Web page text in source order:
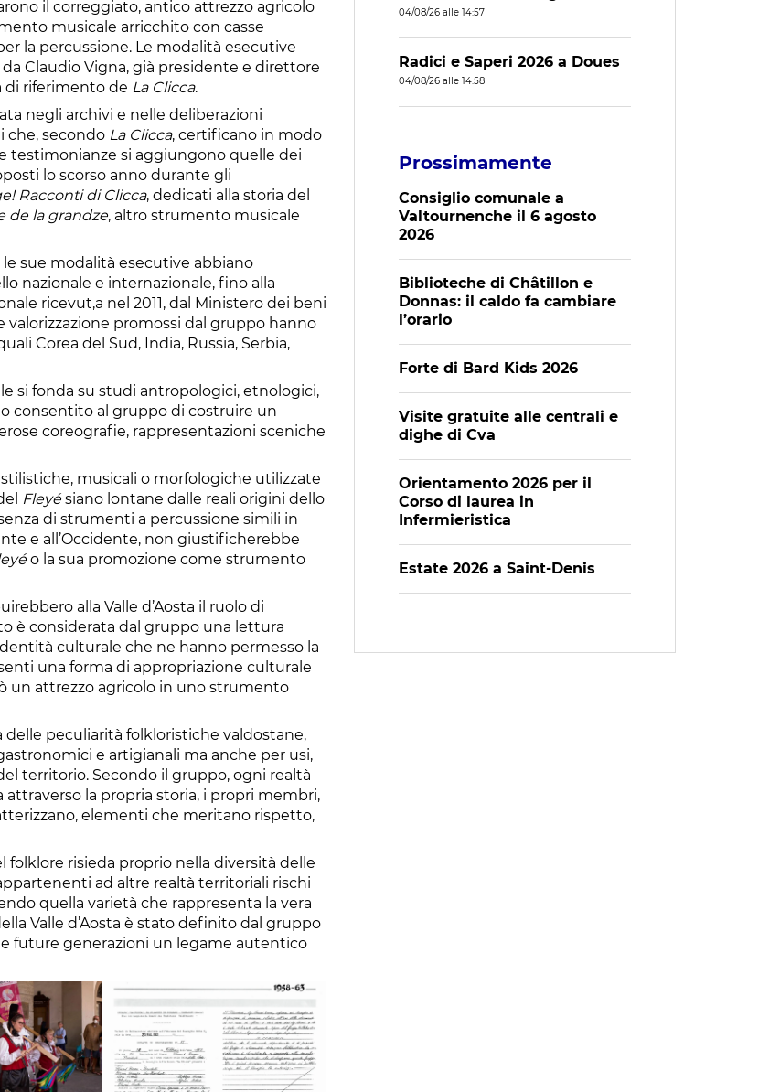
il correggiato, antico attrezzo agricolo
musicale arricchito con casse
la percussione. Le modalità esecutive
Claudio Vigna, già presidente e direttore
di riferimento de La Clicca.
negli archivi e nelle deliberazioni
che, secondo La Clicca, certificano in modo
testimonianze si aggiungono quelle dei
lo scorso anno durante gli
Racconti di Clicca, dedicati alla storia del
de la grandze, altro strumento musicale
sue modalità esecutive abbiano
nazionale e internazionale, fino alla
ricevut,a nel 2011, dal Ministero dei beni
promossi dal gruppo hanno
Corea del Sud, India, Russia, Serbia,
si fonda su studi antropologici, etnologici,
consentito al gruppo di costruire un
coreografie, rappresentazioni sceniche
musicali o morfologiche utilizzate
Fleyésiano lontane dalle reali origini dello
di strumenti a percussione simili in
e all’Occidente, non giustificherebbe
o la sua promozione come strumento
alla Valle d’Aosta il ruolo di
è considerata dal gruppo una lettura
culturale che ne hanno permesso la
una forma di appropriazione culturale
un attrezzo agricolo in uno strumento
delle peculiarità folkloristiche valdostane,
e artigianali ma anche per usi,
territorio. Secondo il gruppo, ogni realtà
la propria storia, i propri membri,
elementi che meritano rispetto,
risieda proprio nella diversità delle
ad altre realtà territoriali rischi
quella varietà che rappresenta la vera
Valle d’Aosta è stato definito dal gruppo
future generazioni un legame autentico
04/08/26 alle 14:57
Radici e Saperi 2026 a Doues
04/08/26 alle 14:58
Prossimamente
Consiglio comunale a
Valtournenche il 6 agosto
2026
Biblioteche di Châtillon e
Donnas: il caldo fa cambiare
l’orario
Forte di Bard Kids 2026
Visite gratuite alle centrali e
dighe di Cva
Orientamento 2026 per il
Corso di laurea in
Infermieristica
Estate 2026 a Saint-Denis